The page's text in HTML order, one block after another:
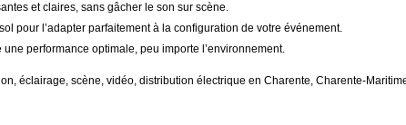
et claires, sans gâcher le son sur scène.
pour l’adapter parfaitement à la configuration de votre événement.
performance optimale, peu importe l’environnement.
éclairage, scène, vidéo, distribution électrique en Charente, Charente-